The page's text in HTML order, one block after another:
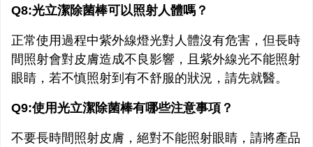
Q8:光立潔除菌棒可以照射人體嗎？
正常使用過程中紫外線燈光對人體沒有危害，但長時
間照射會對皮膚造成不良影響，且紫外線光不能照射
眼睛，若不慎照射到有不舒服的狀況，請先就醫。
Q9:使用光立潔除菌棒有哪些注意事項？
不要長時間照射皮膚，絕對不能照射眼睛，請將產品